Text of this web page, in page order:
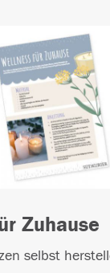
Zuhause
selbst